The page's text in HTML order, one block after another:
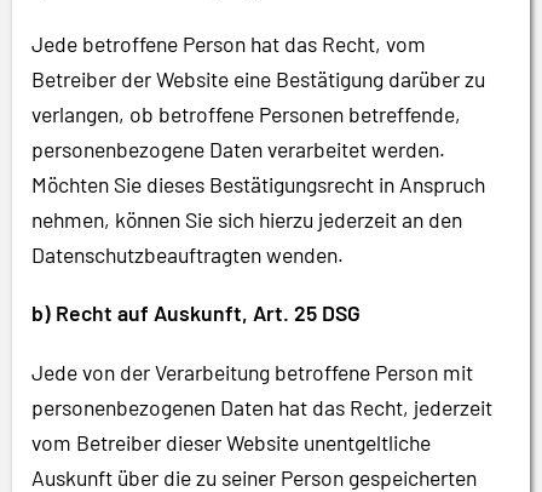
Jede betroffene Person hat das Recht, vom
Betreiber der Website eine Bestätigung darüber zu
verlangen, ob betroffene Personen betreffende,
personenbezogene Daten verarbeitet werden.
Möchten Sie dieses Bestätigungsrecht in Anspruch
nehmen, können Sie sich hierzu jederzeit an den
Datenschutzbeauftragten wenden.
b) Recht auf Auskunft, Art. 25 DSG
Jede von der Verarbeitung betroffene Person mit
personenbezogenen Daten hat das Recht, jederzeit
vom Betreiber dieser Website unentgeltliche
Auskunft über die zu seiner Person gespeicherten